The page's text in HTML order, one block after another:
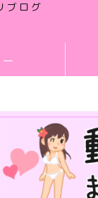
ブログ